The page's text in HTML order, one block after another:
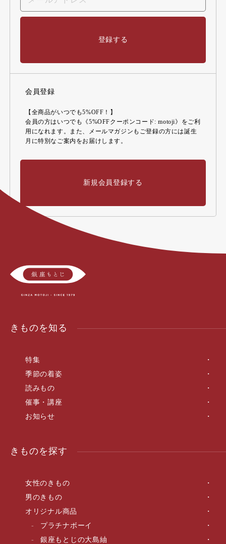
登録する
会員登録
【全商品がいつでも5%OFF！】
会員の方はいつでも《5%OFFクーポンコード: motoji》をご利
用になれます。また、メールマガジンもご登録の方には誕生
月に特別なご案内をお届けします。
新規会員登録する
きものを知る
特集
季節の着姿
読みもの
催事・講座
お知らせ
きものを探す
女性のきもの
男のきもの
オリジナル商品
プラチナボーイ
銀座もとじの大島紬